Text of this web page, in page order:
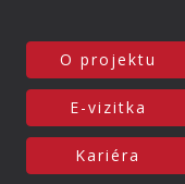
O projektu
E-vizitka
Kariéra